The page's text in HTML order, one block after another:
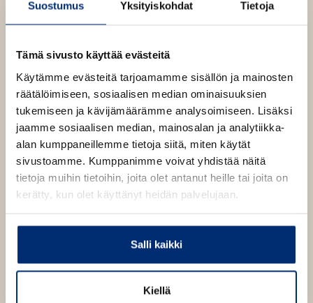
Suostumus Yksityiskohdat Tietoja
Tämä sivusto käyttää evästeitä
Käytämme evästeitä tarjoamamme sisällön ja mainosten
räätälöimiseen, sosiaalisen median ominaisuuksien
tukemiseen ja kävijämäärämme analysoimiseen. Lisäksi
jaamme sosiaalisen median, mainosalan ja analytiikka-
alan kumppaneillemme tietoja siitä, miten käytät
sivustoamme. Kumppanimme voivat yhdistää näitä
tietoja muihin tietoihin, joita olet antanut heille tai joita on
kerätty, kun olet käyttänyt heidän palvelujaan.
Salli kaikki
Kiellä
t
e
n
v
ä
l
i
l
e
h
t
e
e
n
v
ä
l
i
l
e
h
n
i
i
k
i
n